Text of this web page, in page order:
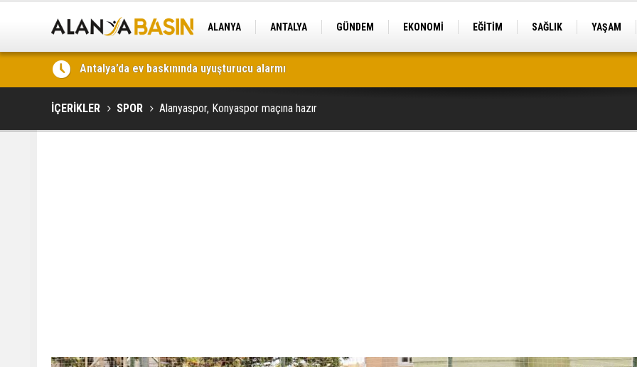
ALANYA ANTALYA GÜNDEM EKONOMİ EĞİTİM SAĞLIK
YAŞAM
Antalya’da uyuşturucu operasyonu: 5,6 kilo skunk ele geçirildi
İÇERİKLER SPOR Alanyaspor, Konyaspor maçına hazır